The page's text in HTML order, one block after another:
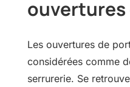
ouvertures
Les ouvertures de
considérées comme
serrurerie. Se